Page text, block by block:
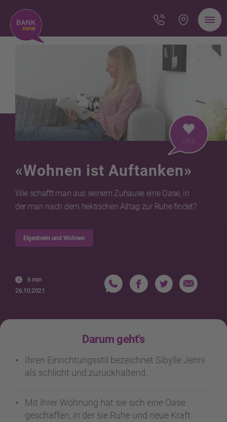
«Wohnen ist Auftanken»
Wie schafft man aus seinem Zuhause eine Oase, in
der man nach dem hektischen Alltag zur Ruhe findet?
Eigenheim und Wohnen
6 min
26.10.2021
Darum geht's
Ihren Einrichtungsstil bezeichnet Sibylle Jenni
als schlicht und zurückhaltend.
Mit ihrer Wohnung hat sie sich eine Oase
geschaffen, in der sie Ruhe und neue Kraft